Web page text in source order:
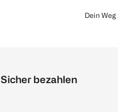
Dein Weg
Sicher bezahlen